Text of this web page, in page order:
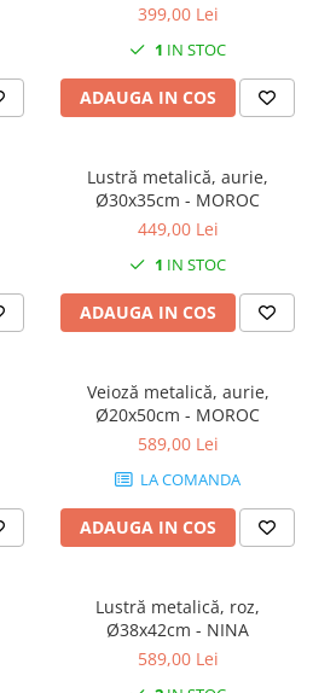
399,00 Lei
1 IN STOC
ADAUGA IN COS
Lustră metalică, aurie,
Ø30x35cm - MOROC
449,00 Lei
1 IN STOC
ADAUGA IN COS
Veioză metalică, aurie,
Ø20x50cm - MOROC
589,00 Lei
LA COMANDA
ADAUGA IN COS
Lustră metalică, roz,
Ø38x42cm - NINA
589,00 Lei